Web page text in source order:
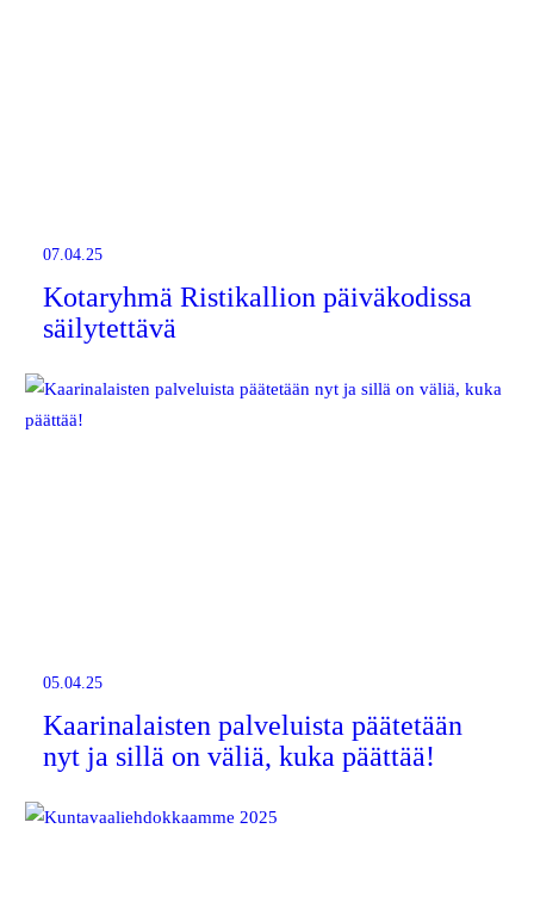
07.04.25
Kotaryhmä Ristikallion päiväkodissa
säilytettävä
05.04.25
Kaarinalaisten palveluista päätetään
nyt ja sillä on väliä, kuka päättää!